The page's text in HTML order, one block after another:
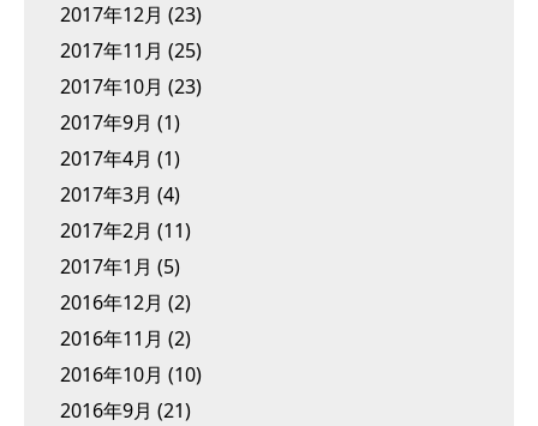
2017年12月 (23)
2017年11月 (25)
2017年10月 (23)
2017年9月 (1)
2017年4月 (1)
2017年3月 (4)
2017年2月 (11)
2017年1月 (5)
2016年12月 (2)
2016年11月 (2)
2016年10月 (10)
2016年9月 (21)